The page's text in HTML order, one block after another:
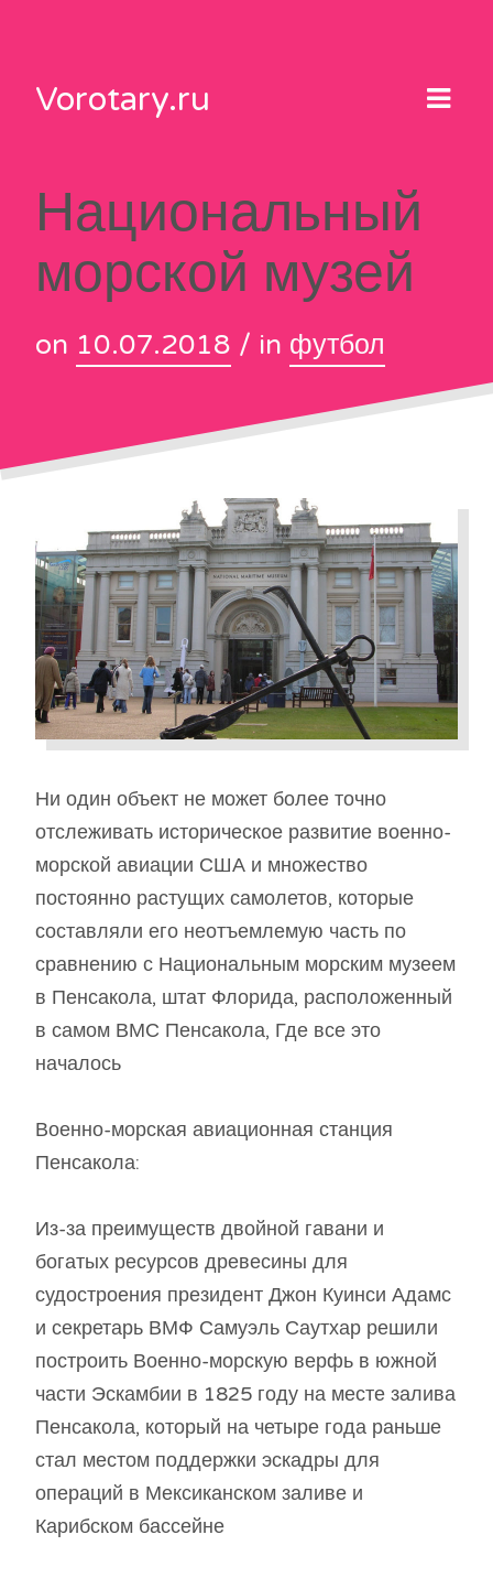
contentVorotary.ru
Национальный
морской музей
on 10.07.2018 / in футбол
Ни один объект не может более точно
отслеживать историческое развитие военно-
морской авиации США и множество
постоянно растущих самолетов, которые
составляли его неотъемлемую часть по
сравнению с Национальным морским музеем
в Пенсакола, штат Флорида, расположенный
в самом ВМС Пенсакола, Где все это
началось
Военно-морская авиационная станция
Пенсакола:
Из-за преимуществ двойной гавани и
богатых ресурсов древесины для
судостроения президент Джон Куинси Адамс
и секретарь ВМФ Самуэль Саутхар решили
построить Военно-морскую верфь в южной
части Эскамбии в 1825 году на месте залива
Пенсакола, который на четыре года раньше
стал местом поддержки эскадры для
операций в Мексиканском заливе и
Карибском бассейне